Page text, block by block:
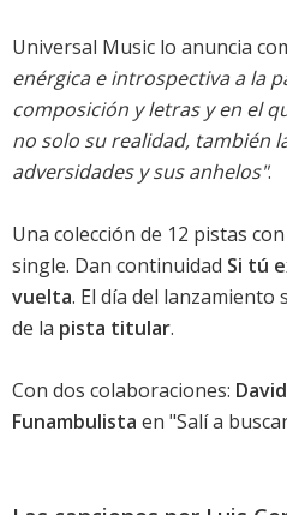
Universal Music lo anuncia
enérgica e introspectiva a la
composición y letras y en el
no solo su realidad, también
adversidades y sus anhelos".
Una colección de 12 pistas con
single. Dan continuidad Si tú
vuelta. El día del lanzamiento
de la pista titular.
Con dos colaboraciones:
Funambulista en "Salí a